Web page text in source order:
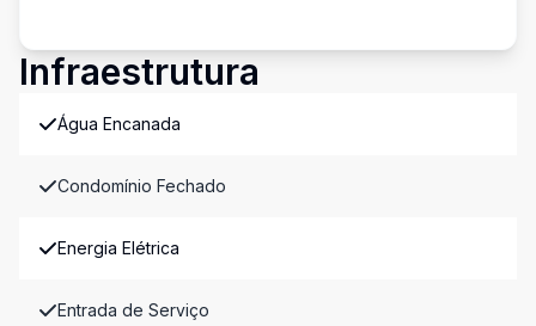
Infraestrutura
Água Encanada
Condomínio Fechado
Energia Elétrica
Entrada de Serviço